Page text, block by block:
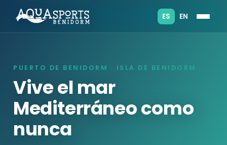
ES EN
PUERTO DE BENIDORM · ISLA DE BENIDORM
Vive el mar
Mediterráneo como
nunca